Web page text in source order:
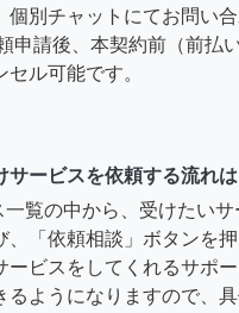
個別チャットにてお問い
申請後、本契約前（前払
セル可能です。
サービスを依頼する流れは
一覧の中から、受けたいサ
、「依頼相談」ボタンを
ービスをしてくれるサポ
るようになりますので、